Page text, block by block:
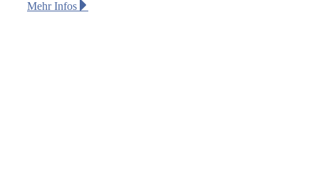
Mehr Infos